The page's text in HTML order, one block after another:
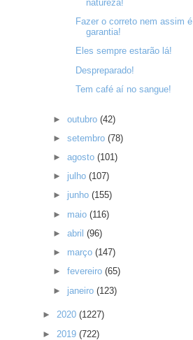
natureza!
Fazer o correto nem assim é
garantia!
Eles sempre estarão lá!
Despreparado!
Tem café aí no sangue!
►outubro(42)
►setembro(78)
►agosto(101)
► julho(107)
► junho(155)
► maio(116)
►abril(96)
► março(147)
►fevereiro(65)
► janeiro(123)
► 2020 (1227)
► 2019 (722)